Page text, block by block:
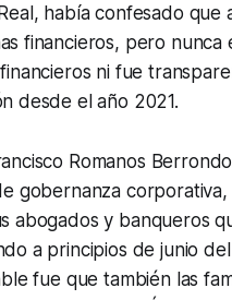
había confesado que
financieros, pero nunca
ni fue
desde el año 2021.
Romanos
gobernanza
abogados y banqueros
a principios de junio
fue que también las